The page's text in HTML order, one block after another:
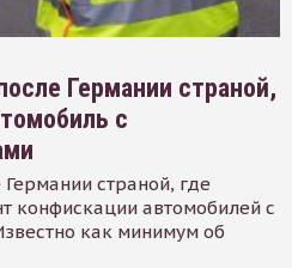
Германии страной,
с
страной, где
конфискации автомобилей с
как минимум об